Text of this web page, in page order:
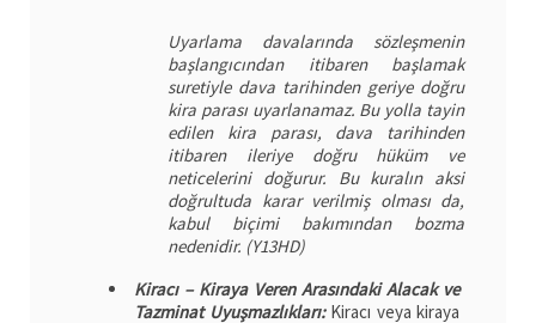
Uyarlama davalarında sözleşmenin
başlangıcından itibaren başlamak
suretiyle dava tarihinden geriye doğru
kira parası uyarlanamaz. Bu yolla tayin
edilen kira parası, dava tarihinden
itibaren ileriye doğru hüküm ve
neticelerini doğurur. Bu kuralın aksi
doğrultuda karar verilmiş olması da,
kabul biçimi bakımından bozma
nedenidir. (Y13HD)
Kiracı – Kiraya Veren Arasındaki Alacak ve
Tazminat Uyuşmazlıkları:Kiracı veya kiraya